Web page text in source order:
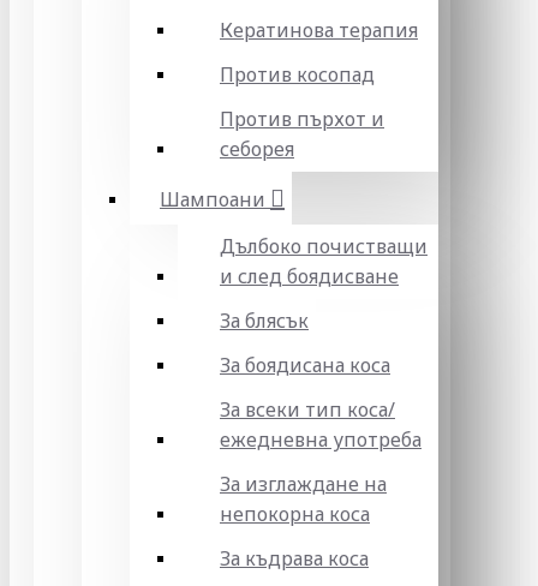
Кератинова терапия
Против косопад
Против пърхот и
себорея
Шампоани
Дълбоко почистващи
и след боядисване
За блясък
За боядисана коса
За всеки тип коса/
ежедневна употреба
За изглаждане на
непокорна коса
За къдрава коса